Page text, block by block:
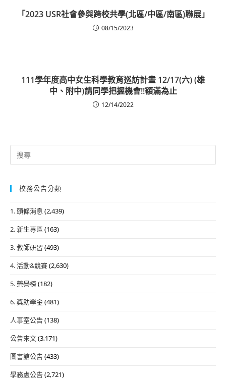
「2023 USR社會參與跨校共學(北區/中區/南區)聯展」
08/15/2023
111學年度高中女生科學教育巡訪計畫 12/17(六) (雄
中、附中)請同學把握機會!!額滿為止
12/14/2022
Search
for:
校務公告分類
1. 頭條消息 (2,439)
2. 新生專區 (163)
3. 教師研習 (493)
4. 活動&競賽(2,630)
5. 榮譽榜(182)
6. 獎助學金(481)
人事室公告(138)
公告來文(3,171)
圖書館公告(433)
學務處公告(2,721)